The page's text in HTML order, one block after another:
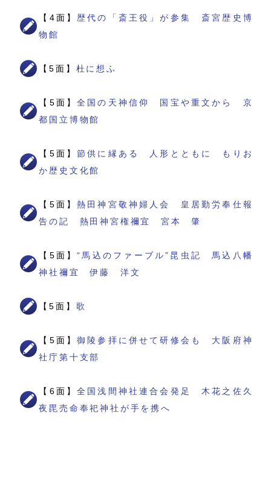
【4面】 歴代の「斎王役」が参集 斎宮歴史博
物館
【5面】 杜に想ふ
【5面】全国の天神信仰 国宝や重文から 京
都国立博物館
【5面】節供に縁ある 人形とともに もりお
か歴史文化館
【5面】熱田神宮敬神婦人会 皇居勤労奉仕報
告の記 熱田神宮権禰宜 宮本 肇
【5面】“馬込のファーブル”昆虫記 馬込八幡
神社禰宜 伊藤 洋文
【5面】 歌
【5面】御陵参拝に併せて研修会も 大阪府神
社庁第十支部
【6面】全国浅間神社連合会発足 木花之佐久
夜毘売命奉祀神社が手を携へ